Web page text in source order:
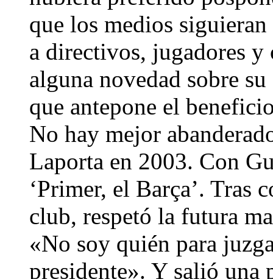
que los medios
a directivos, jugadores y
alguna novedad sobre
que antepone el
No hay mejor
Laporta en 2003. Con
‘Primer, el Barça’. Tras
club, respetó la futura
«No soy quién para
presidente». Y salió una